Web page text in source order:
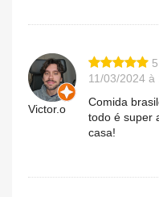
Victor.o
11/03/2024 à
Comida
todo é super
casa!